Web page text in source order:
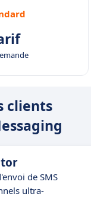
clients
de SMS
ultra-